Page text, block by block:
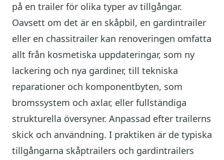
på en trailer för olika typer av tillgångar.
Oavsett om det är en skåpbil, en gardintrailer
eller en chassitrailer kan renoveringen omfatta
allt från kosmetiska uppdateringar, som ny
lackering och nya gardiner, till tekniska
reparationer och komponentbyten, som
bromssystem och axlar, eller fullständiga
strukturella översyner. Anpassad efter trailerns
skick och användning. I praktiken är de typiska
tillgångarna skåptrailers och gardintrailers